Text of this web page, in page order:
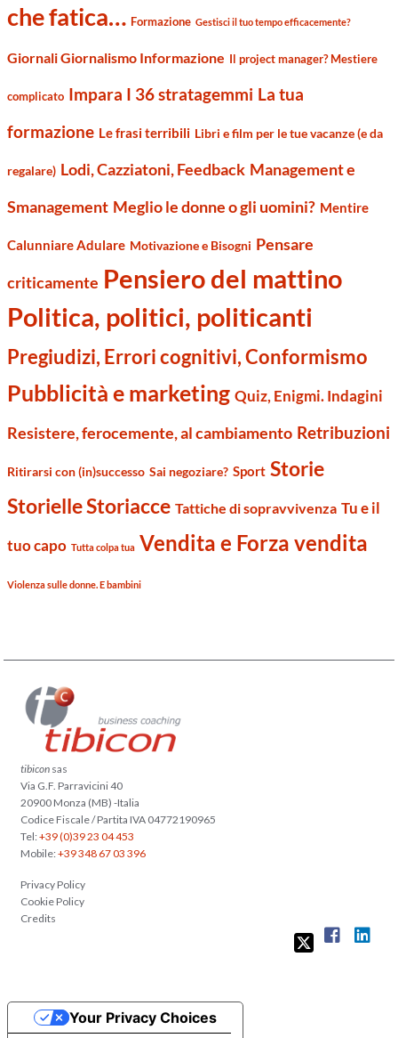
che fatica… Formazione Gestisci il tuo tempo efficacemente?
Giornali Giornalismo Informazione Il project manager? Mestiere
complicato Impara I 36 stratagemmi La tua
formazione Le frasi terribili Libri e film per le tue vacanze (e da
regalare) Lodi, Cazziatoni, Feedback Management e
Smanagement Meglio le donne o gli uomini? Mentire
Calunniare Adulare Motivazione e Bisogni Pensare
criticamente Pensiero del mattino
Politica, politici, politicanti
Pregiudizi, Errori cognitivi, Conformismo
Pubblicità e marketing Quiz, Enigmi. Indagini
Resistere, ferocemente, al cambiamento Retribuzioni
Ritirarsi con (in)successo Sai negoziare? Sport Storie
Storielle Storiacce Tattiche di sopravvivenza Tu e il
tuo capo Tutta colpa tua Vendita e Forza vendita
Violenza sulle donne. E bambini
tibicon sas
Via G.F. Parravicini 40
20900 Monza (MB) -Italia
Codice Fiscale / Partita IVA 04772190965
Tel:+39 (0)39 23 04 453
Mobile:+39 348 67 03 396
Privacy Policy
Cookie Policy
Credits
Your Privacy Choices